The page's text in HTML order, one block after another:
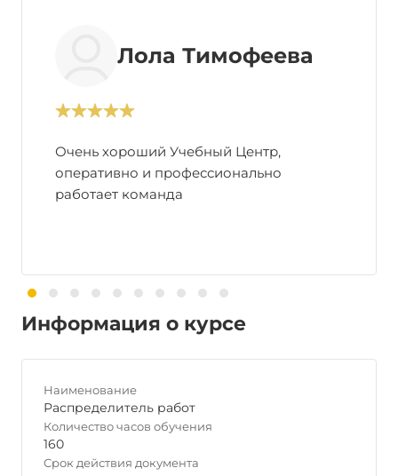
Лола Тимофеева
Очень хороший Учебный Центр,
оперативно и профессионально
работает команда
Информация о курсе
Наименование
Распределитель работ
Количество часов обучения
160
Срок действия документа